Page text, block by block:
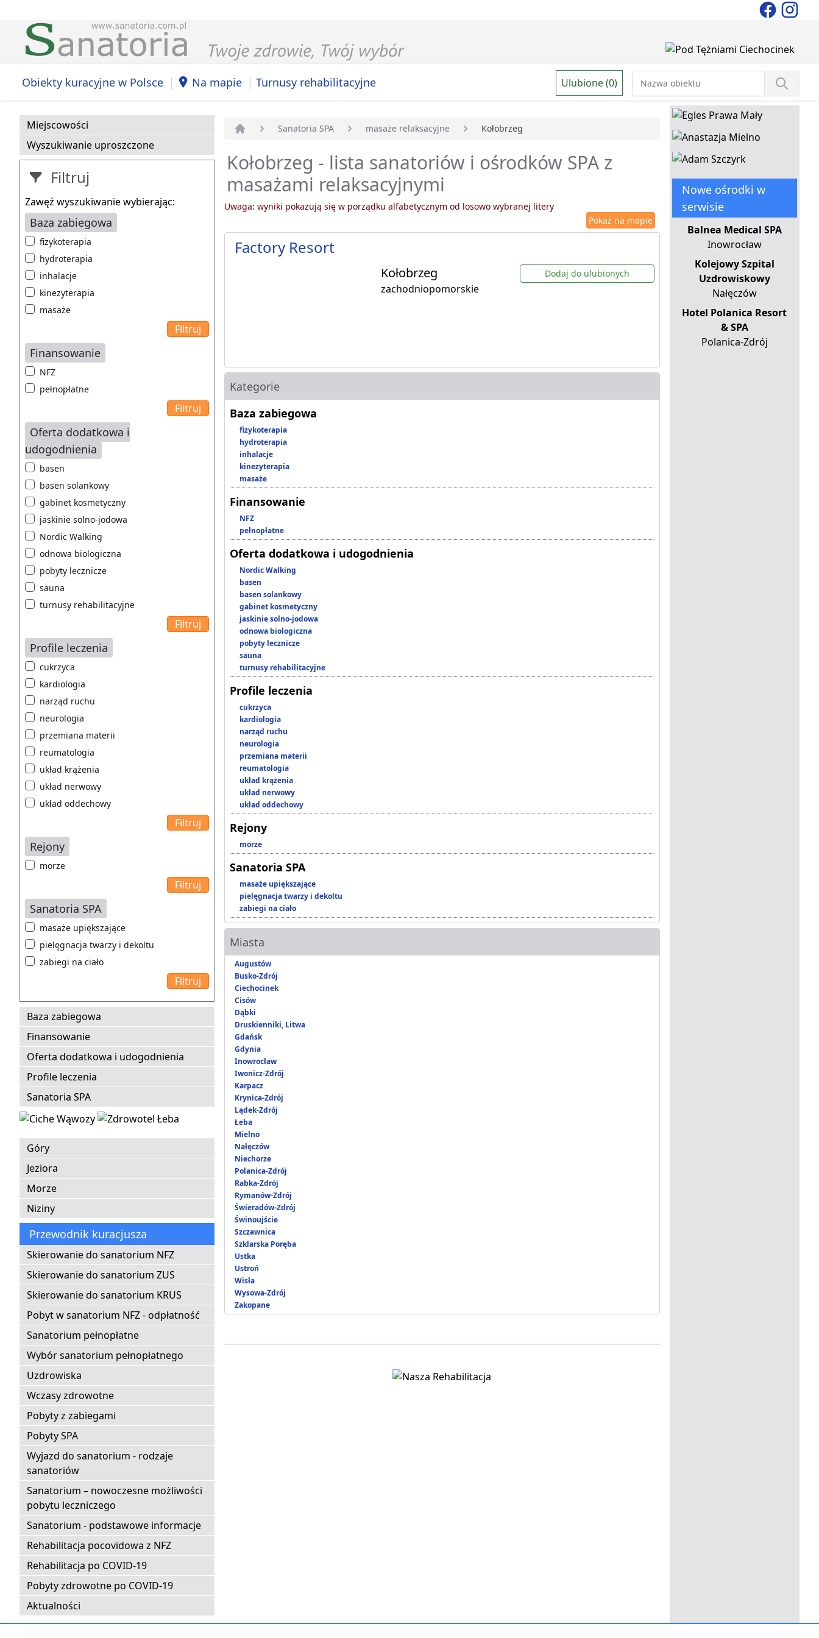
Obiekty kuracyjne w Polsce | Na mapie | Turnusy rehabilitacyjne Ulubione (0)
Miejscowości
Wyszukiwanie uproszczone
Filtruj
Zawęź wyszukiwanie wybierając:
Baza zabiegowa
fizykoterapia
hydroterapia
inhalacje
kinezyterapia
masaże
Finansowanie
NFZ
pełnopłatne
Oferta dodatkowa i
udogodnienia
basen
basen solankowy
gabinet kosmetyczny
jaskinie solno-jodowa
Nordic Walking
odnowa biologiczna
pobyty lecznicze
sauna
turnusy rehabilitacyjne
Profile leczenia
cukrzyca
kardiologia
narząd ruchu
neurologia
przemiana materii
reumatologia
układ krążenia
układ nerwowy
układ oddechowy
Rejony
morze
Sanatoria SPA
masaże upiększające
pielęgnacja twarzy i dekoltu
zabiegi na ciało
Baza zabiegowa
Finansowanie
Oferta dodatkowa i udogodnienia
Profile leczenia
Sanatoria SPA
Góry
Jeziora
Morze
Niziny
Przewodnik kuracjusza
Skierowanie do sanatorium NFZ
Skierowanie do sanatorium ZUS
Skierowanie do sanatorium KRUS
Pobyt w sanatorium NFZ - odpłatność
Sanatorium pełnopłatne
Wybór sanatorium pełnopłatnego
Uzdrowiska
Wczasy zdrowotne
Pobyty z zabiegami
Pobyty SPA
Wyjazd do sanatorium - rodzaje
sanatoriów
Sanatorium – nowoczesne możliwości
pobytu leczniczego
Sanatorium - podstawowe informacje
Rehabilitacja pocovidowa z NFZ
Rehabilitacja po COVID-19
Pobyty zdrowotne po COVID-19
Aktualności
Sanatoria SPA masaże relaksacyjne Kołobrzeg
Kołobrzeg - lista sanatoriów i ośrodków SPA z
masażami relaksacyjnymi
Uwaga: wyniki pokazują się w porządku alfabetycznym od losowo wybranej litery
Pokaż na mapie
Factory Resort
Kołobrzeg
zachodniopomorskie
Dodaj do ulubionych
Kategorie
Baza zabiegowa
fizykoterapia
hydroterapia
inhalacje
kinezyterapia
masaże
Finansowanie
NFZ
pełnopłatne
Oferta dodatkowa i udogodnienia
Nordic Walking
basen
basen solankowy
gabinet kosmetyczny
jaskinie solno-jodowa
odnowa biologiczna
pobyty lecznicze
sauna
turnusy rehabilitacyjne
Profile leczenia
cukrzyca
kardiologia
narząd ruchu
neurologia
przemiana materii
reumatologia
układ krążenia
układ nerwowy
układ oddechowy
Rejony
morze
Sanatoria SPA
masaże upiększające
pielęgnacja twarzy i dekoltu
zabiegi na ciało
Miasta
Augustów
Busko-Zdrój
Ciechocinek
Cisów
Dąbki
Druskienniki, Litwa
Gdańsk
Gdynia
Inowrocław
Iwonicz-Zdrój
Karpacz
Krynica-Zdrój
Lądek-Zdrój
Łeba
Mielno
Nałęczów
Niechorze
Polanica-Zdrój
Rabka-Zdrój
Rymanów-Zdrój
Świeradów-Zdrój
Świnoujście
Szczawnica
Szklarska Poręba
Ustka
Ustroń
Wisła
Wysowa-Zdrój
Zakopane
Nowe ośrodki w
serwisie
Balnea Medical SPA
Inowrocław
Kolejowy Szpital
Uzdrowiskowy
Nałęczów
Hotel Polanica Resort
& SPA
Polanica-Zdrój